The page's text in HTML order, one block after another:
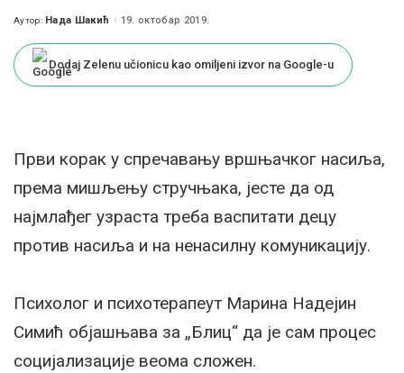
Posted
Аутор: Нада Шакић 19. октобар 2019.
Dodaj Zelenu učionicu kao omiljeni izvor na Google-u
Први корак у спречавању вршњачког насиља,
према мишљењу стручњака, јесте да од
најмлађег узраста треба васпитати децу
против насиља и на ненасилну комуникацију.
Психолог и психотерапеут Марина Надејин
Симић објашњава за „Блиц“ да је сам процес
социјализације веома сложен.